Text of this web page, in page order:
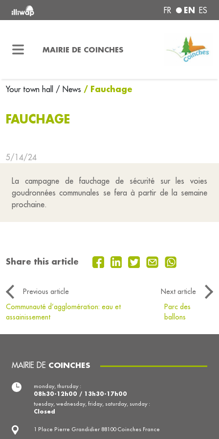
FR EN ES
MAIRIE DE COINCHES
Your town hall / News / Fauchage
FAUCHAGE
5/14/24
La campagne de fauchage de sécurité sur les voies
goudronnées communales se fera à partir de la semaine
prochaine.
Share this article
Previous article
Next article
Communauté d’agglomération: eau et
assainissement
Parc des
ballons
MAIRIE DE COINCHES
1 Place Pierre Grandidier 88100 Coinches France
monday, thursday :
08h30-12h00 / 13h30-17h00
tuesday, wednesday, friday, saturday, sunday :
Closed